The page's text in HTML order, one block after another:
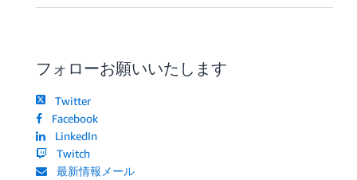
フォローお願いいたします
Twitter
Facebook
LinkedIn
Twitch
最新情報メール